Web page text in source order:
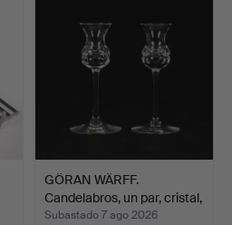
GÖRAN WÄRFF.
Candelabros, un par, cristal,
…
Subastado 7 ago 2026